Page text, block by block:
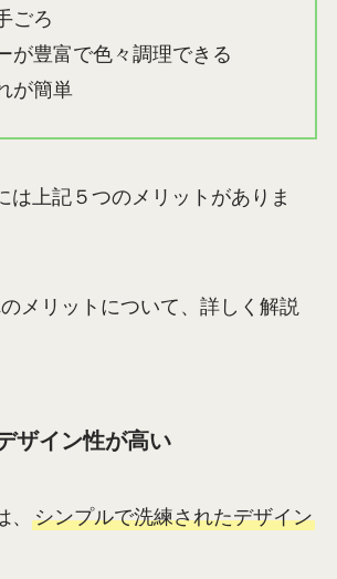
ごろ
が豊富で色々調理できる
が簡単
は上記５つのメリットがありま
メリットについて、詳しく解説
ザイン性が高い
シンプルで洗練されたデザイン